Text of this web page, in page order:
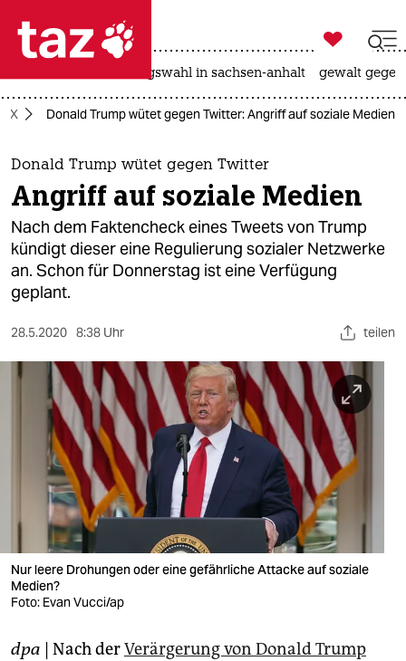
 taz zahl ich
taz zahl ich
themen
politik
öko
gesellschaft
kultur
sport
berlin
nord
wahrheit
verlag
verlag
veranstaltungen

taz zahl ich
landtagswahl in sachsen-anhalt gewalt
X Donald Trump wütet gegen Twitter: Angriff auf soziale Medien
Donald Trump wütet gegen Twitter
Angriff auf soziale Medien
Nach dem Faktencheck eines Tweets von Trump
kündigt dieser eine Regulierung sozialer Netzwerke
an. Schon für Donnerstag ist eine Verfügung
geplant.
28.5.2020 8:38 Uhr teilen
Nur leere Drohungen oder eine gefährliche Attacke auf soziale
Medien?
Foto: Evan Vucci/ap
dpa | Nach derVerärgerung von Donald Trump